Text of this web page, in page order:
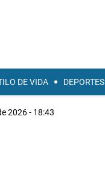
DE VIDA DEPORTES
2026 - 18:43